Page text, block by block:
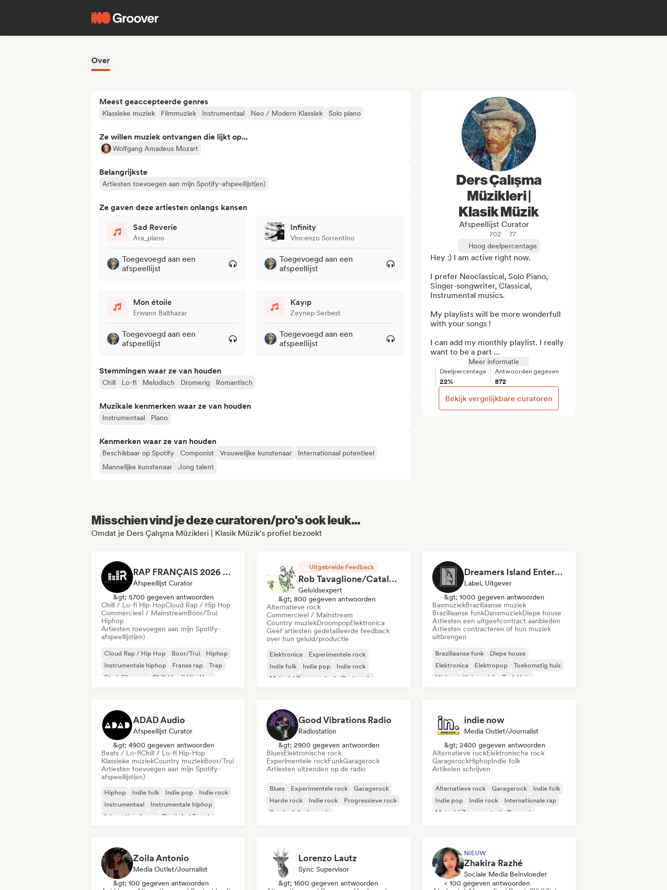
Over
Meest geaccepteerde genres
Klassieke muziek Filmmuziek Instrumentaal Neo / Modern Klassiek Solo piano
Ze willen muziek ontvangen die lijkt op...
Wolfgang Amadeus Mozart
Belangrijkste
Artiesten toevoegen aan mijn Spotify-afspeellijst(en)
Ze gaven deze artiesten onlangs kansen
Sad Reverie
Ara_piano
Toegevoegd aan een
afspeellijst
Infinity
Vincenzo Sorrentino
Toegevoegd aan een
afspeellijst
Mon étoile
Erwann Balthazar
Toegevoegd aan een
afspeellijst
Kayıp
Zeynep Serbest
Toegevoegd aan een
afspeellijst
Stemmingen waar ze van houden
Chill Lo-fi Melodisch Dromerig Romantisch
Muzikale kenmerken waar ze van houden
Instrumentaal Piano
Kenmerken waar ze van houden
Beschikbaar op Spotify Componist Vrouwelijke kunstenaar
Internationaal potentieel
Mannelijke kunstenaar
Jong talent
Ders Çalışma
Müzikleri |
Klasik Müzik
Afspeellijst Curator
702
77
Hoog deelpercentage
Hey :) I am active right now.
I prefer Neoclassical, Solo Piano,
Singer-songwriter, Classical,
Instrumental musics.
My playlists will be more wonderfull
with your songs !
I can add my monthly playlist. I really
want to be a part ...
Meer informatie
Deelpercentage
22%
Antwoorden gegeven
872
Bekijk vergelijkbare curatoren
Misschien vind je deze curatoren/pro's ook leuk...
Omdat je Ders Çalışma Müzikleri | Klasik Müzik's profiel bezoekt
RAP FRANÇAIS 2026 🔥🇫🇷 (Way Records)
Afspeellijst Curator
&gt; 5700 gegeven antwoorden
Chill / Lo-fi Hip-HopCloud Rap / Hip Hop
Commercieel / MainstreamBoor/Trui
Hiphop
Artiesten toevoegen aan mijn Spotify-
afspeellijst(en)
Cloud Rap / Hip Hop Boor/Trui
Hiphop
Instrumentale hiphop
Franse rap
Trap
Stedelijke pop
Chill / Lo-fi Hip-Hop
Uitgebreide Feedback
Rob Tavaglione/Catalyst Recording
Geluidsexpert
&gt; 800 gegeven antwoorden
Alternatieve rock
Commercieel / Mainstream
Country muziekDroompopElektronica
Geef artiesten gedetailleerde feedback
over hun geluid/productie
Elektronica
Experimentele rock
Indie folk
Indie pop
Indie rock
Metaal / Zwaar metaal
Post punk
Dreamers Island Entertainment
Label, Uitgever
&gt; 1000 gegeven antwoorden
BasmuziekBraziliaanse muziek
Braziliaanse funkDansmuziekDiepe house
Artiesten een uitgeefcontract aanbieden
Artiesten contracteren of hun muziek
uitbrengen
Braziliaanse funk
Diepe house
Elektronica
Elektropop
Toekomstig huis
Hiphop
Huismuziek Tech Huis
ADAD Audio
Afspeellijst Curator
&gt; 4900 gegeven antwoorden
Beats / Lo-fiChill / Lo-fi Hip-Hop
Klassieke muziekCountry muziekBoor/Trui
Artiesten toevoegen aan mijn Spotify-
afspeellijst(en)
Hiphop Indie folk Indie pop
Indie rock
Instrumentaal
Instrumentale hiphop
Internationale rap
Rap in het Engels
Good Vibrations Radio
Radiostation
&gt; 2900 gegeven antwoorden
BluesElektronische rock
Experimentele rockFunkGaragerock
Artiesten uitzenden op de radio
Blues Experimentele rock
Garagerock
Harde rock
Indie rock
Progressieve rock
Psychedelische rock
indie now
Media Outlet/Journalist
&gt; 2400 gegeven antwoorden
Alternatieve rockElektronische rock
GaragerockHiphopIndie folk
Artikelen schrijven
Alternatieve rock Garagerock
Indie folk
Indie pop
Indie rock
Internationale rap
Metaal / Zwaar metaal
Poprock
Zoila Antonio
Media Outlet/Journalist
&gt; 100 gegeven antwoorden
Lorenzo Lautz
Sync Supervisor
&gt; 1600 gegeven antwoorden
NIEUW
Zhakira Razhé
Sociale Media Beïnvloeder
< 100 gegeven antwoorden